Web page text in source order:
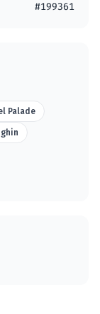
#199361
Palade